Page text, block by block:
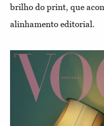
brilho do print, que
alinhamento editorial.